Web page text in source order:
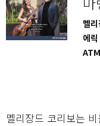
멜
에
멜리장드 코리보는